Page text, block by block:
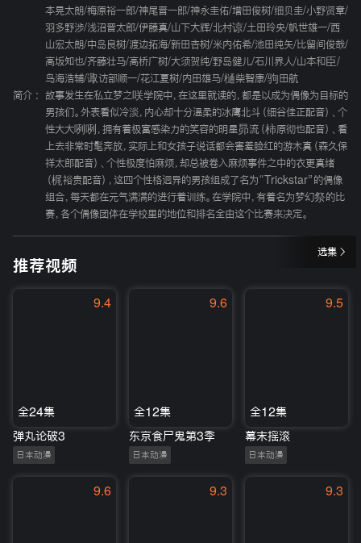
本晃太朗/梅原裕一郎/神尾晋一郎/神永圭佑/增田俊树/细贝圭/小野贤章/
羽多野涉/浅沼晋太郎/伊藤真/山下大辉/北村谅/土田玲央/帆世雄一/西
山宏太朗/中岛良树/渡边拓海/新田杏树/米内佑希/池田纯矢/比留间俊哉/
高坂知也/齐藤壮马/高桥广树/大须贺纯/野岛健儿/石川界人/山本和臣/
鸟海浩辅/诹访部顺一/花江夏树/内田雄马/樋柴智康/驹田航
简介 :
故事发生在私立梦之咲学院中，在这里就读的，都是以成为偶像为目标的
男孩们。外表看似冷淡，内心却十分温柔的冰鹰北斗（细谷佳正配音）、个
性大大咧咧，拥有着极富感染力的笑容的明星昴流（柿原彻也配音）、看
上去非常时髦奔放，实际上和女孩子说话都会害羞脸红的游木真（森久保
祥太郎配音）、个性极度怕麻烦，却总被卷入麻烦事件之中的衣更真绪
（梶裕贵配音），这四个性格迥异的男孩组成了名为“Trickstar”的偶像
组合，每天都在元气满满的进行着训练。在学院中，有着名为梦幻祭的比
赛，各个偶像团体在学校里的地位和排名全由这个比赛来决定。
选集
推荐视频
9.4
全24集
弹丸论破3
日本动漫
9.6
全12集
东京食尸鬼第3季
日本动漫
9.5
全12集
幕末摇滚
日本动漫
9.6 9.3 9.3